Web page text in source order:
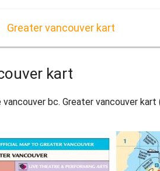
Greater vancouver kart
kart
bc. Greater vancouver